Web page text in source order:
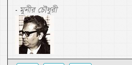
- মুনীর চৌধুরী